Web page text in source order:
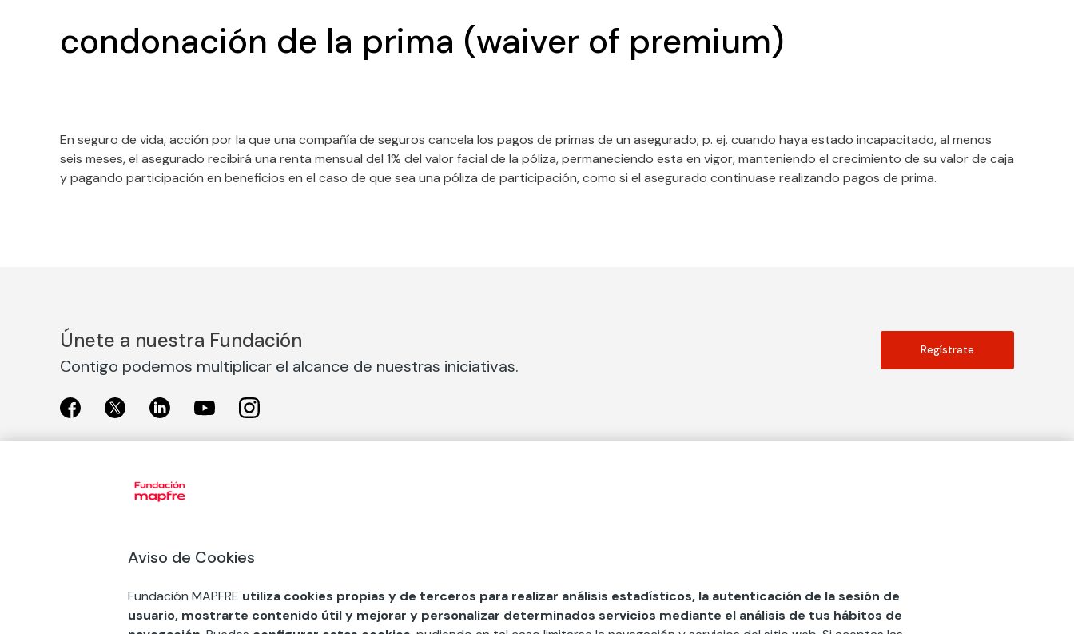
condonación de la prima (waiver of premium)
En seguro de vida, acción por la que una compañía de seguros cancela los pagos de primas de un asegurado; p. ej. cuando haya estado incapacitado, al menos
seis meses, el asegurado recibirá una renta mensual del 1% del valor facial de la póliza, permaneciendo esta en vigor, manteniendo el crecimiento de su valor de caja
y pagando participación en beneficios en el caso de que sea una póliza de participación, como si el asegurado continuase realizando pagos de prima.
Únete a nuestra Fundación
Contigo podemos multiplicar el alcance de nuestras iniciativas.
Regístrate
Exposiciones en Barcelona
COMPRAR ENTRADA
Premios y ayudas Nuestros Podcast Centro de Documentación
Aviso de Cookies
Fundación MAPFRE utiliza cookies propias y de terceros para realizar análisis estadísticos, la autenticación de la sesión de
usuario, mostrarte contenido útil y mejorar y personalizar determinados servicios mediante el análisis de tus hábitos de